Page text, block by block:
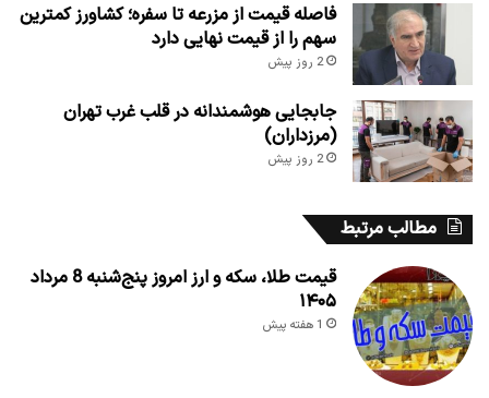
فاصله قیمت از مزرعه تا سفره؛ کشاورز کمترین
سهم را از قیمت نهایی دارد
2 روز پیش
جابجایی هوشمندانه در قلب غرب تهران
(مرزداران)
2 روز پیش
مطالب مرتبط
قیمت طلا، سکه و ارز امروز پنج‌شنبه 8 مرداد
۱۴۰۵
1 هفته پیش